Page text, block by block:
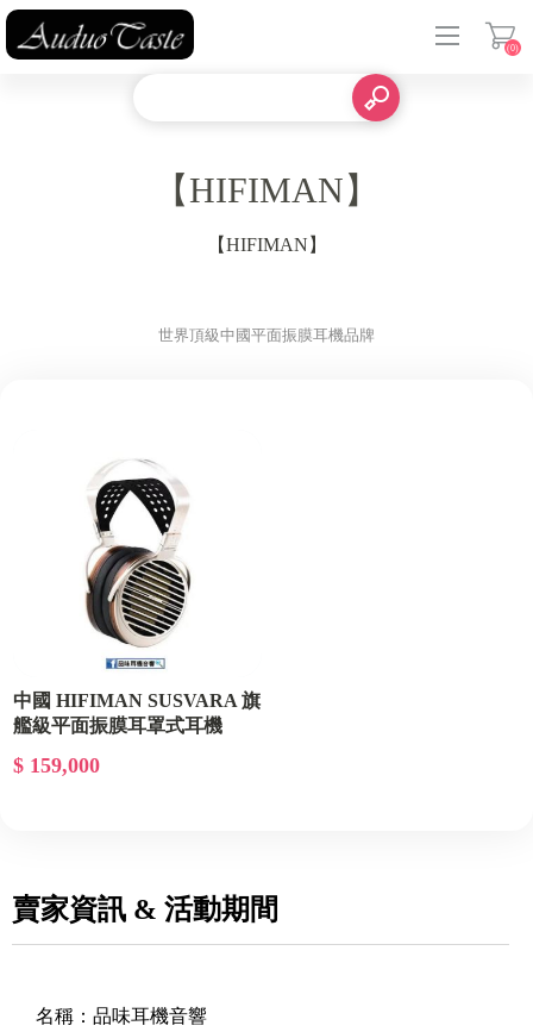
(0)
【HIFIMAN】
【HIFIMAN】
世界頂級中國平面振膜耳機品牌
中國 HIFIMAN SUSVARA 旗
艦級平面振膜耳罩式耳機
$ 159,000
賣家資訊 & 活動期間
名稱： 品味耳機音響